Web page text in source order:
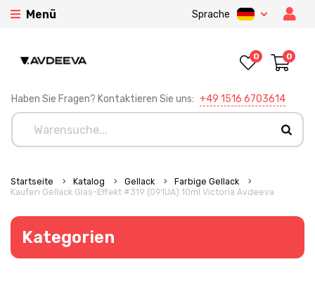
Menü Sprache
Haben Sie Fragen? Kontaktieren Sie uns: +49 1516 6703614
0 0
Startseite Katalog Gellack
Farbige Gellack
Kaufen Gellack Glas-Effekt #319 (091UA) 10ml Victoria Avdeeva
Kategorien